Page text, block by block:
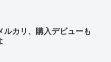
ルカリ、購入デビューも